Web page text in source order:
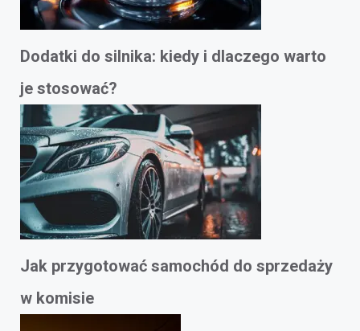
Dodatki do silnika: kiedy i dlaczego warto
je stosować?
Jak przygotować samochód do sprzedaży
w komisie